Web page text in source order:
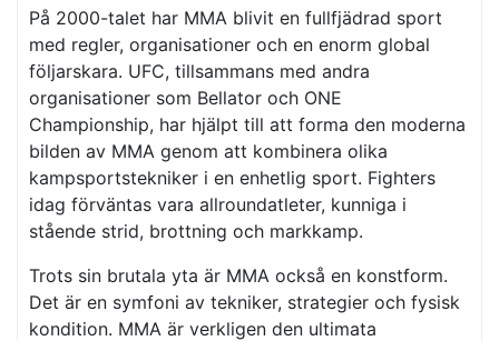
På 2000-talet har MMA blivit en fullfjädrad sport
med regler, organisationer och en enorm global
följarskara. UFC, tillsammans med andra
organisationer som Bellator och ONE
Championship, har hjälpt till att forma den moderna
bilden av MMA genom att kombinera olika
kampsportstekniker i en enhetlig sport. Fighters
idag förväntas vara allroundatleter, kunniga i
stående strid, brottning och markkamp.
Trots sin brutala yta är MMA också en konstform.
Det är en symfoni av tekniker, strategier och fysisk
kondition. MMA är verkligen den ultimata